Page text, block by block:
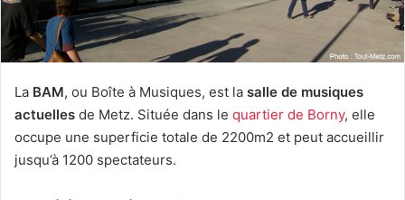
La BAM, ou Boîte à Musiques, est la salle de musiques
actuelles de Metz. Située dans le quartier de Borny, elle
occupe une superficie totale de 2200m2 et peut accueillir
jusqu’à 1200 spectateurs.